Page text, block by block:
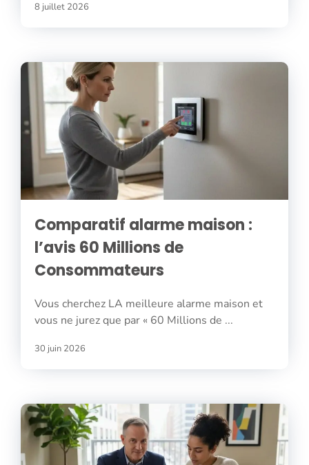
8 juillet 2026
Comparatif alarme maison :
l’avis 60 Millions de
Consommateurs
Vous cherchez LA meilleure alarme maison et
vous ne jurez que par « 60 Millions de ...
30 juin 2026